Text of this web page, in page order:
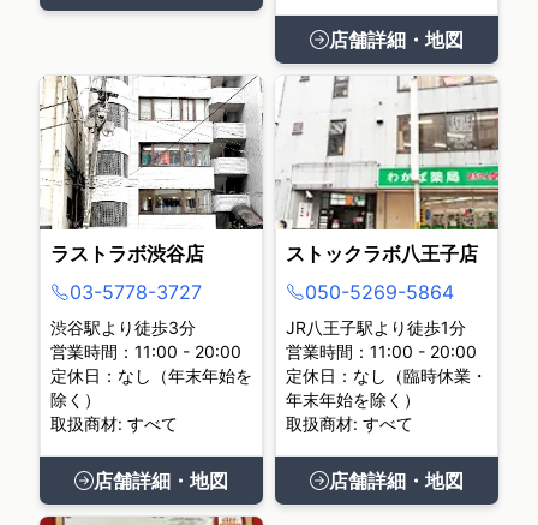
店舗詳細・地図
ラストラボ渋谷店
03-5778-3727
渋谷駅より徒歩3分
営業時間：11:00 - 20:00
定休日：なし（年末年始を
除く）
取扱商材: すべて
店舗詳細・地図
ストックラボ八王子店
050-5269-5864
JR八王子駅より徒歩1分
営業時間：11:00 - 20:00
定休日：なし（臨時休業・
年末年始を除く）
取扱商材: すべて
店舗詳細・地図